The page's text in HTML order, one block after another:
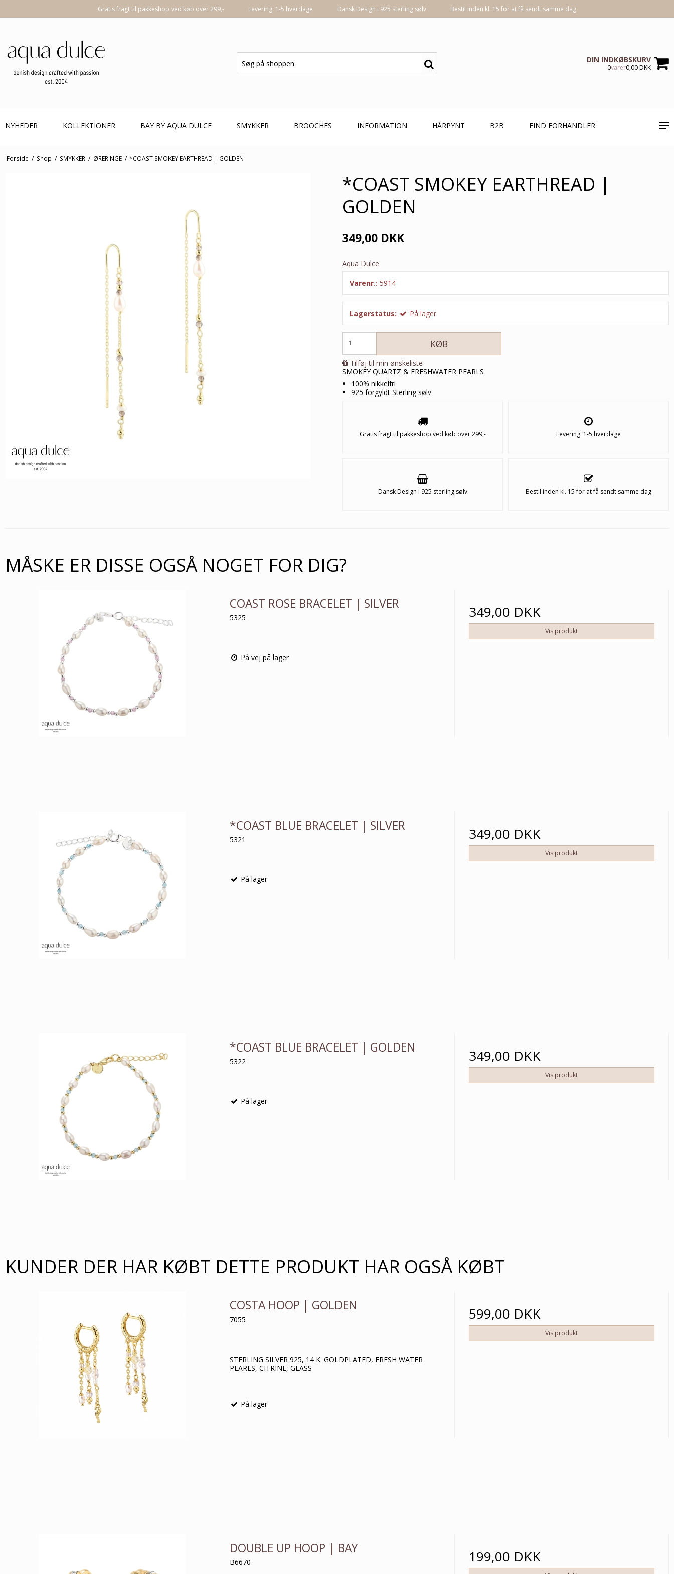
Gratis fragt til pakkeshop ved køb over 299,- Levering: 1-5 hverdage Dansk Design i 925 sterling sølv Bestil inden kl. 15 for at få sendt samme dag
DIN INDKØBSKURV
0varer0,00 DKK
NYHEDER KOLLEKTIONER BAY BY AQUA DULCE SMYKKER BROOCHES INFORMATION HÅRPYNT B2B FIND FORHANDLER
Forside / Shop / SMYKKER / ØRERINGE / *COAST SMOKEY EARTHREAD | GOLDEN
*COAST SMOKEY EARTHREAD |
GOLDEN
349,00 DKK
Aqua Dulce
Varenr.: 5914
Lagerstatus: På lager
KØB
Tilføj til min ønskeliste
SMOKEY QUARTZ & FRESHWATER PEARLS
100% nikkelfri
925 forgyldt Sterling sølv
Gratis fragt til pakkeshop ved køb over 299,- Levering: 1-5 hverdage
Dansk Design i 925 sterling sølv Bestil inden kl. 15 for at få sendt samme dag
MÅSKE ER DISSE OGSÅ NOGET FOR DIG?
COAST ROSE BRACELET | SILVER
5325
På vej på lager
349,00 DKK
Vis produkt
*COAST BLUE BRACELET | SILVER
5321
På lager
349,00 DKK
Vis produkt
*COAST BLUE BRACELET | GOLDEN
5322
På lager
349,00 DKK
Vis produkt
KUNDER DER HAR KØBT DETTE PRODUKT HAR OGSÅ KØBT
COSTA HOOP | GOLDEN
7055
STERLING SILVER 925, 14 K. GOLDPLATED, FRESH WATER
PEARLS, CITRINE, GLASS
På lager
599,00 DKK
Vis produkt
DOUBLE UP HOOP | BAY
B6670 199,00 DKK